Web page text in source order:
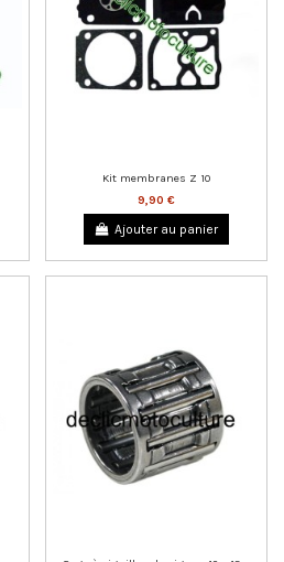
Kit membranes Z 10
9,90 €
Ajouter au panier